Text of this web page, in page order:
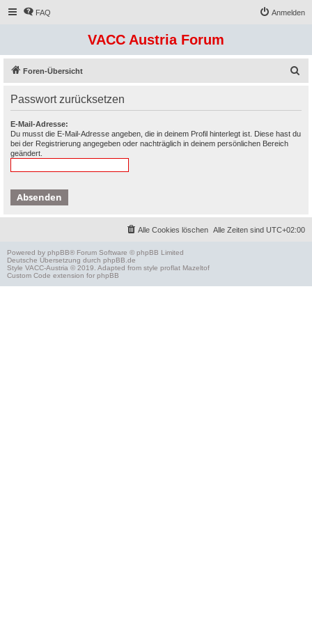
FAQ Anmelden
VACC Austria Forum
Foren-Übersicht
Passwort zurücksetzen
E-Mail-Adresse:
Du musst die E-Mail-Adresse angeben, die in deinem Profil hinterlegt ist. Diese hast du
bei der Registrierung angegeben oder nachträglich in deinem persönlichen Bereich
geändert.
Alle Zeiten sind UTC+02:00
Alle Cookies löschen
Powered by phpBB® Forum Software © phpBB Limited
Deutsche Übersetzung durch phpBB.de
Style VACC-Austria © 2019. Adapted from style proflat Mazeltof
Custom Code extension for phpBB